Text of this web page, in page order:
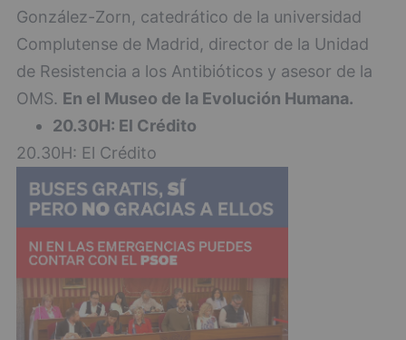
González-Zorn, catedrático de la universidad
Complutense de Madrid, director de la Unidad
de Resistencia a los Antibióticos y asesor de la
OMS. En el Museo de la Evolución Humana.
20.30H: El Crédito
20.30H: El Crédito